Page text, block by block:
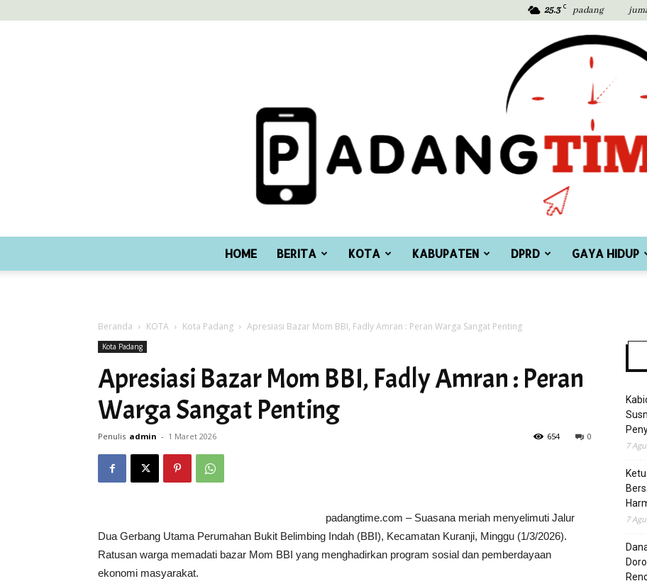
25.3 C padang
Time
HOME BERITA KOTA KABUPATEN DPRD GAYA HIDUP
Beranda KOTA Kota Padang Apresiasi Bazar Mom BBI, Fadly Amran : Peran Warga Sangat Penting
Kota Padang
Apresiasi Bazar Mom BBI, Fadly Amran : Peran
Warga Sangat Penting
Penulis admin - 1 Maret 2026 0
654
padangtime.com – Suasana meriah menyelimuti Jalur
Dua Gerbang Utama Perumahan Bukit Belimbing Indah (BBI), Kecamatan Kuranji, Minggu (1/3/2026).
Ratusan warga memadati bazar Mom BBI yang menghadirkan program sosial dan pemberdayaan
ekonomi masyarakat.
7
7